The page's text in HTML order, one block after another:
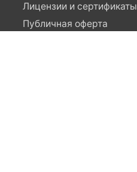
Лицензии и сертификаты
Публичная оферта